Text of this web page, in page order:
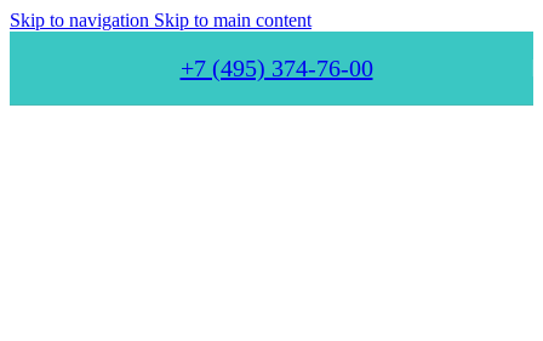
Skip to navigation Skip to main content
+7 (495) 374-76-00